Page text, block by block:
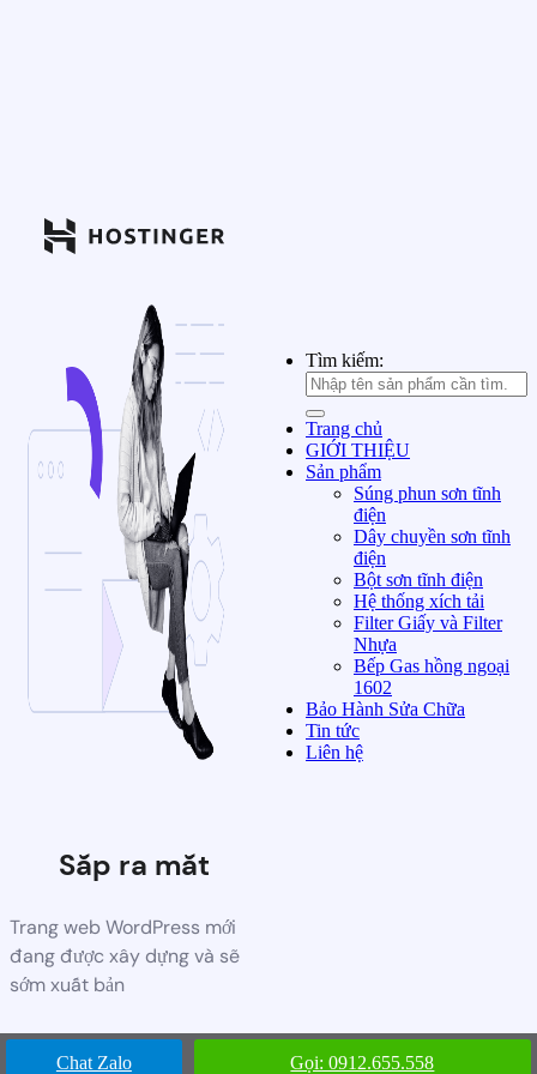
Sắp ra mắt
Trang web WordPress mới
đang được xây dựng và sẽ
sớm xuất bản
Tìm kiếm:
Trang chủ
GIỚI THIỆU
Sản phẩm
Súng phun sơn tĩnh
điện
Dây chuyền sơn tĩnh
điện
Bột sơn tĩnh điện
Hệ thống xích tải
Filter Giấy và Filter
Nhựa
Bếp Gas hồng ngoại
1602
Bảo Hành Sửa Chữa
Tin tức
Liên hệ
Chat Zalo Gọi: 0912.655.558